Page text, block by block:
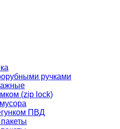
ручками
(zip lock)
ПВД